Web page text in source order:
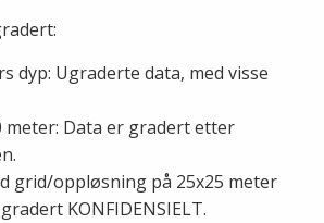
dyp: Ugraderte data, med visse
meter: Data er gradert etter
grid/oppløsning på 25x25 meter
KONFIDENSIELT.